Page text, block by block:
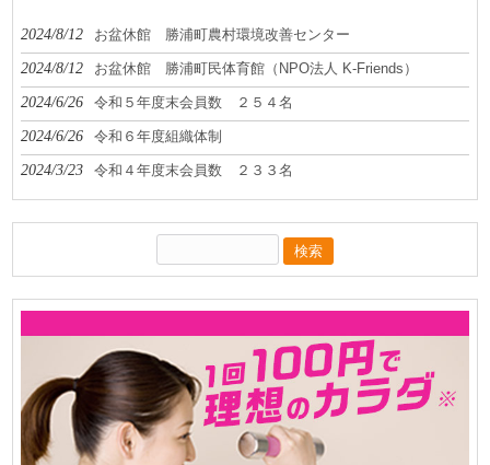
2024/8/12 お盆休館 勝浦町農村環境改善センター
2024/8/12 お盆休館 勝浦町民体育館（NPO法人 K-Friends）
2024/6/26 令和５年度末会員数 ２５４名
2024/6/26 令和６年度組織体制
2024/3/23 令和４年度末会員数 ２３３名
索: